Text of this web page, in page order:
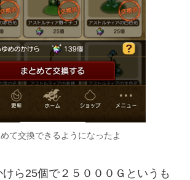
めて交換できるようになったよ
ら25個で２５０００Ｇというも